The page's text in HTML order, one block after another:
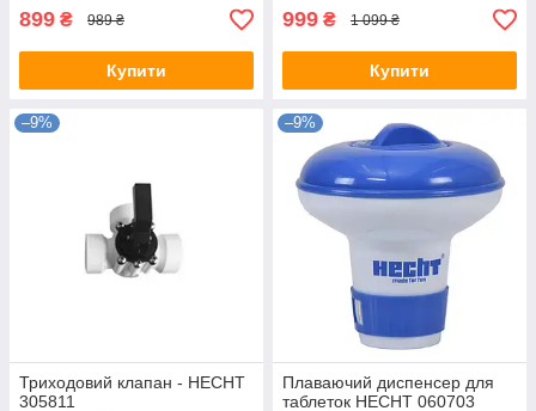
899 ₴ 989 ₴
Купити
999 ₴ 1 099 ₴
Купити
–9%
Триходовий клапан - HECHT
305811
–9%
Плаваючий диспенсер для
таблеток HECHT 060703